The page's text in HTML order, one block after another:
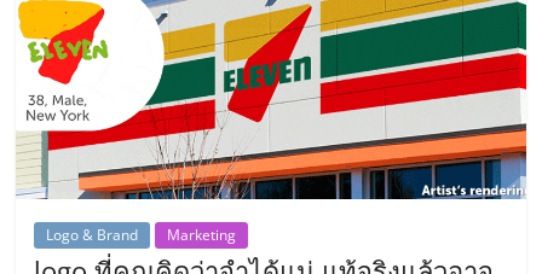
สำหรับ
เปิด
ร้าน
ปรึกษา
ฟรี,
บริการ
พัฒนา
ระบบ
แฟ Logo & Brand Marketing